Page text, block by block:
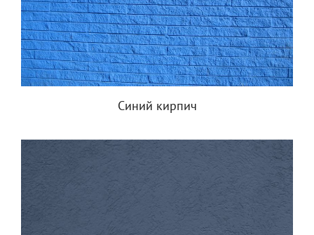
Синий кирпич